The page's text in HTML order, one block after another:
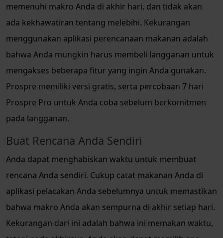
memenuhi makro Anda di akhir hari, dan tidak akan
ada kekhawatiran tentang melebihi. Kekurangan
menggunakan aplikasi perencanaan makanan adalah
bahwa Anda mungkin harus membeli langganan untuk
mengakses beberapa fitur yang ingin Anda gunakan.
Prospre memiliki versi gratis, serta percobaan 7 hari
Prospre Pro untuk Anda coba sebelum berkomitmen
pada langganan.
Buat Rencana Anda Sendiri
Anda dapat menghabiskan waktu untuk membuat
rencana Anda sendiri. Cukup catat makanan Anda di
aplikasi pelacakan Anda sebelumnya untuk memastikan
bahwa makro Anda akan sempurna di akhir setiap hari.
Kekurangan dari ini adalah bahwa ini memakan waktu,